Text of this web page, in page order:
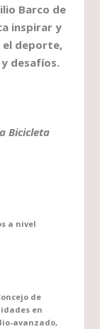
Barco de
inspirar y
el deporte,
desafíos.
Bicicleta
a nivel
de
en
avanzado,